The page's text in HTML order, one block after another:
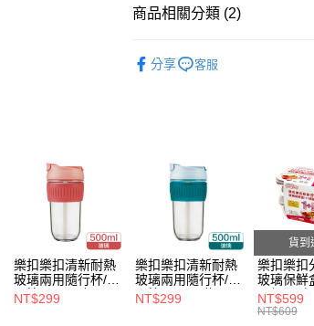
相關說明
1.本服務由台灣大哥大提供，台灣
2.付款方式選擇「大哥付你分期」
3.實際核准額度、可分期數及費用
消。如遇「轉專審核」未通過狀況
無法說明評估內容。
【繳款方式說明】
1.分期款項不併入電信帳單，「大
醒簡訊。
2.透過簡訊連結打開帳單後，可選
帳／街口支付／iPASS MONEY」
【注意事項】
1.本服務係由「台灣大哥大股份有
用戶於交易時，得透過本服務購買
每筆NT$80，滿NT$888(含以上
付款後7-11取貨
每筆NT$80，滿NT$888(含以
宅配
每筆NT$120，滿NT$1,000(含
商品相關分類 (2)
分享 客服
樂扣樂扣清新耐熱
玻璃兩用隨行杯/附
吸管/500ml/粉
(LLG699DPIK)
NT$299
樂扣樂扣清新耐熱
玻璃兩用隨行杯/附
吸管/500ml/綠
(LLG699DGRN)
NT$299
貨到
樂扣樂扣
玻璃保鮮
配組/長方
形/
NT$599
NT$609